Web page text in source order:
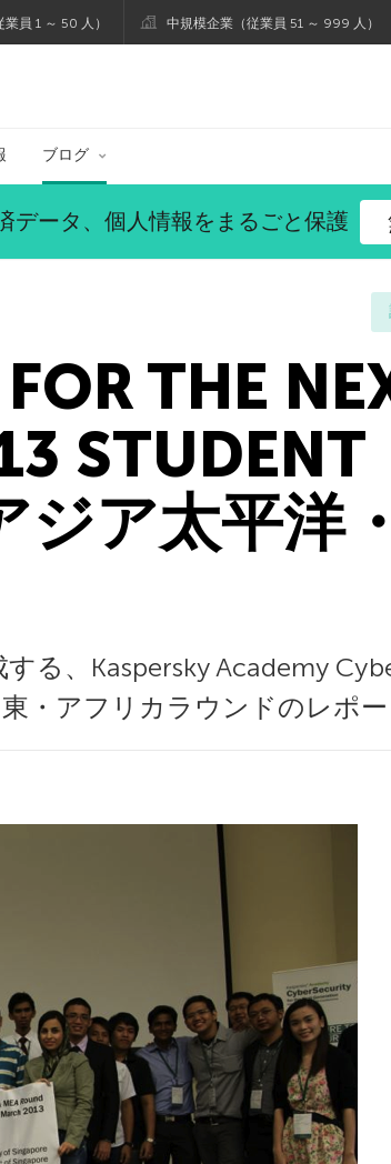
員 1 ～ 50 人） 中規模企業（従業員 51 ～ 999 人）
ブログ
データ、個人情報をまるごと保護
THE
STUDENT
ジア太平洋
る、Kaspersky Academy
・アフリカラウンドのレポー